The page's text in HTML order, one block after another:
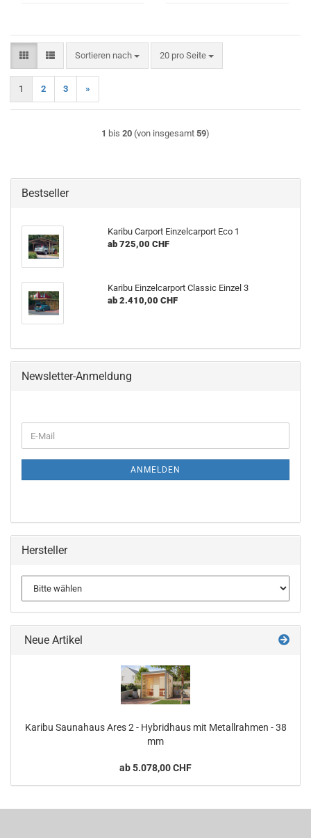
Sortieren nach
Sortieren nach 20 pro Seite
pro Seite
1 2 3 »
1 bis 20 (von insgesamt 59)
Bestseller
Karibu Carport Einzelcarport Eco 1
ab 725,00 CHF
Karibu Einzelcarport Classic Einzel 3
ab 2.410,00 CHF
Newsletter-Anmeldung
E-
Mail
ANMELDEN
Hersteller
Neue Artikel
Karibu Saunahaus Ares 2 - Hybridhaus mit Metallrahmen - 38
mm
ab 5.078,00 CHF